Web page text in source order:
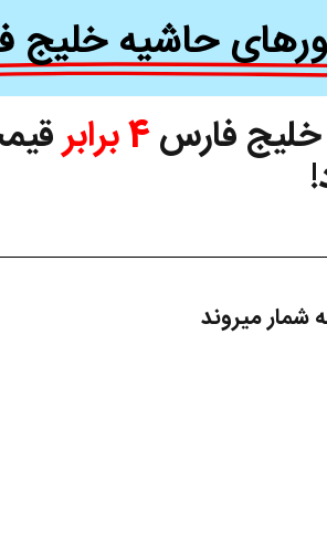
حاشیه خلیج
خلیج فارس4 برابر
شمار میروند